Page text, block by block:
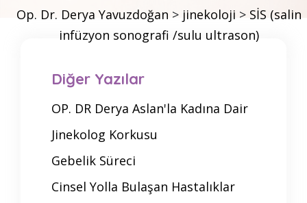
Op. Dr. Derya Yavuzdoğan > jinekoloji > SİS (salin
infüzyon sonografi /sulu ultrason)
Diğer Yazılar
OP. DR Derya Aslan'la Kadına Dair
Jinekolog Korkusu
Gebelik Süreci
Cinsel Yolla Bulaşan Hastalıklar